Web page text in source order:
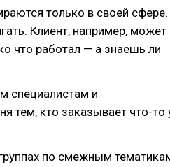
только в своей сфере.
Клиент, например, может
что работал — а знаешь ли
специалистам и
тем, кто заказывает что-то
по смежным